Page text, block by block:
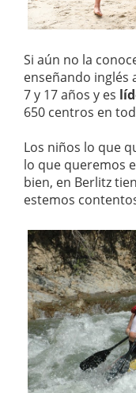
Si aún no la
enseñando inglés
7 y 17 años y es
650 centros en
Los niños lo que
lo que queremos
bien, en Berlitz
estemos